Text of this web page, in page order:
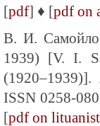
[pdf] ♦ [pdf on
В. И. Самойло
1939) [V. I.
(1920–1939)].
ISSN 0258-
[pdf on